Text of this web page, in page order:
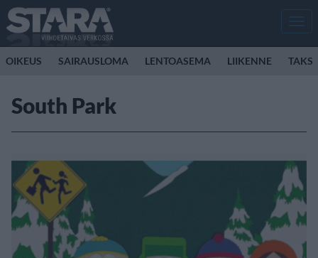
OIKEUS SAIRAUSLOMA LENTOASEMA LIIKENNE TAKSI
South Park